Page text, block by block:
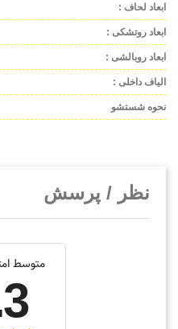
ابعاد لحاف :
ابعاد روتشکی :
ابعاد روبالشی :
الیاف داخلی :
نحوه شستشو
نظر / پرسش
متوسط